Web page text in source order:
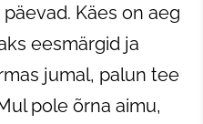
Käes on aeg
eesmärgid ja
jumal, palun tee
pole õrna aimu,